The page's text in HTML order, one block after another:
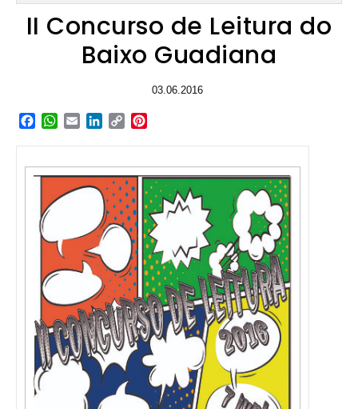
II Concurso de Leitura do
Baixo Guadiana
03.06.2016
Facebook
WhatsApp
EmailLinkedIn
Copy